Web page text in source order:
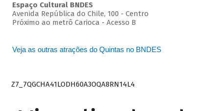
Espaço Cultural BNDES
Avenida República do Chile, 100 - Centro
Próximo ao metrô Carioca - Acesso B
Veja as outras atrações do Quintas no BNDES
Z7_7QGCHA41LODH60A3OQA8RN14L4